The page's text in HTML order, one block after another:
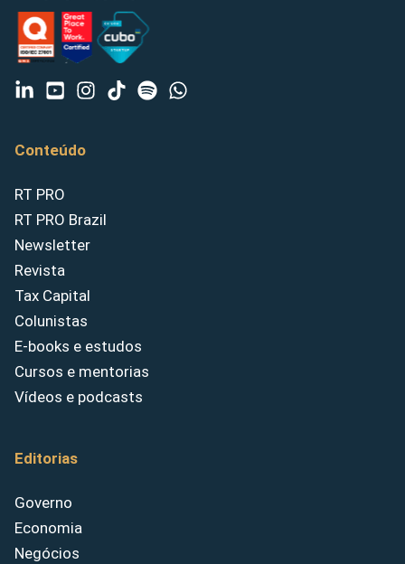
Conteúdo
RT PRO
RT PRO Brazil
Newsletter
Revista
Tax Capital
Colunistas
E-books e estudos
Cursos e mentorias
Vídeos e podcasts
Editorias
Governo
Economia
Negócios